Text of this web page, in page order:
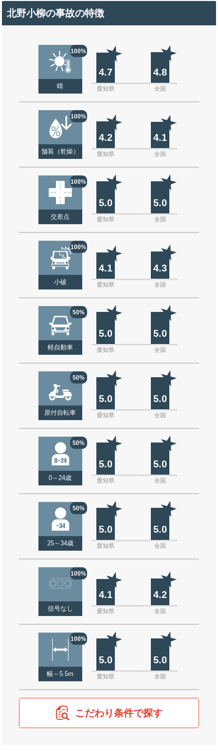
北野小柳の事故の特徴
100%
晴
4.7 4.8
愛知県 全国
100%
舗装（乾燥）
4.2 4.1
愛知県 全国
100%
交差点
5.0 5.0
愛知県 全国
100%
小破
4.1 4.3
愛知県 全国
50%
軽自動車
5.0 5.0
愛知県 全国
50%
原付自転車
5.0 5.0
愛知県 全国
50%
0～24歳
5.0 5.0
愛知県 全国
50%
25～34歳
5.0 5.0
愛知県 全国
100%
信号なし
4.1 4.2
愛知県 全国
100%
幅～5.5m
5.0 5.0
愛知県 全国
こだわり条件で探す